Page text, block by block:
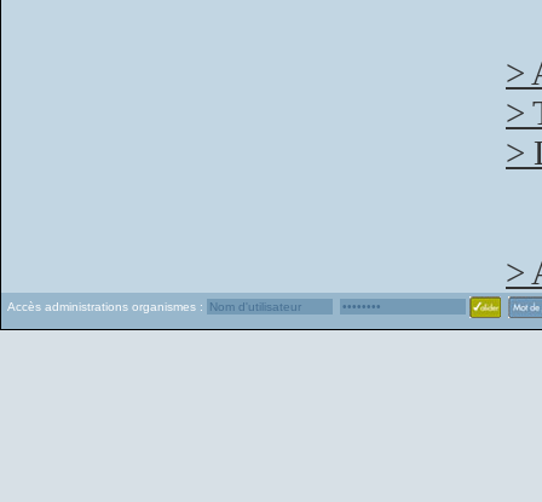
>
>
>
>
Accès administrations organismes :